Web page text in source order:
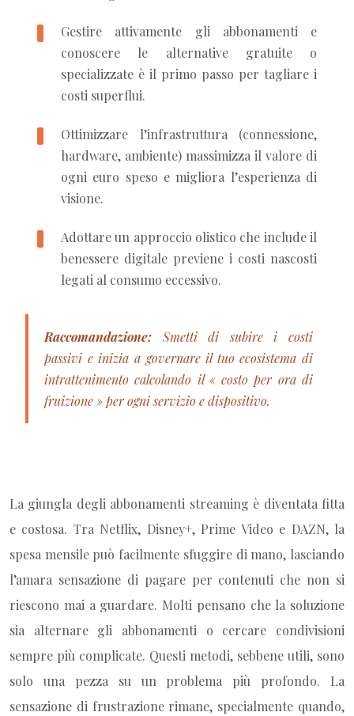
Gestire attivamente gli abbonamenti e
conoscere le alternative gratuite o
specializzate è il primo passo per tagliare i
costi superflui.
Ottimizzare l’infrastruttura (connessione,
hardware, ambiente) massimizza il valore di
ogni euro speso e migliora l’esperienza di
visione.
Adottare un approccio olistico che include il
benessere digitale previene i costi nascosti
legati al consumo eccessivo.
Raccomandazione: Smetti di subire i costi
passivi e inizia a governare il tuo ecosistema di
intrattenimento calcolando il « costo per ora di
fruizione » per ogni servizio e dispositivo.
La giungla degli abbonamenti streaming è diventata fitta
e costosa. Tra Netflix, Disney+, Prime Video e DAZN, la
spesa mensile può facilmente sfuggire di mano, lasciando
l’amara sensazione di pagare per contenuti che non si
riescono mai a guardare. Molti pensano che la soluzione
sia alternare gli abbonamenti o cercare condivisioni
sempre più complicate. Questi metodi, sebbene utili, sono
solo una pezza su un problema più profondo. La
sensazione di frustrazione rimane, specialmente quando,